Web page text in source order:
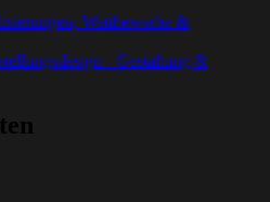
Wettbewerbe &
- Gestaltung &